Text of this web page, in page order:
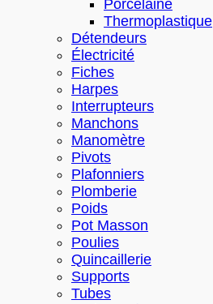
Porcelaine
Thermoplastique
Détendeurs
Électricité
Fiches
Harpes
Interrupteurs
Manchons
Manomètre
Pivots
Plafonniers
Plomberie
Poids
Pot Masson
Poulies
Quincaillerie
Supports
Tubes